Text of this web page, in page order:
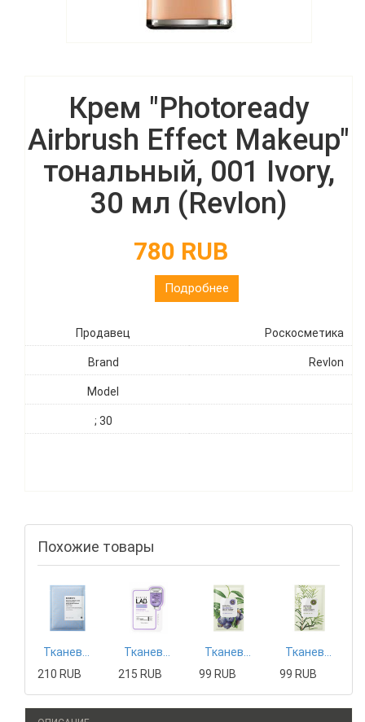
Крем "Photoready
Airbrush Effect Makeup"
тональный, 001 Ivory,
30 мл (Revlon)
780 RUB
Подробнее
Продавец Роскосметика
Brand Revlon
Model
; 30
Похожие товары
210 RUB
215 RUB
99 RUB
99 RUB